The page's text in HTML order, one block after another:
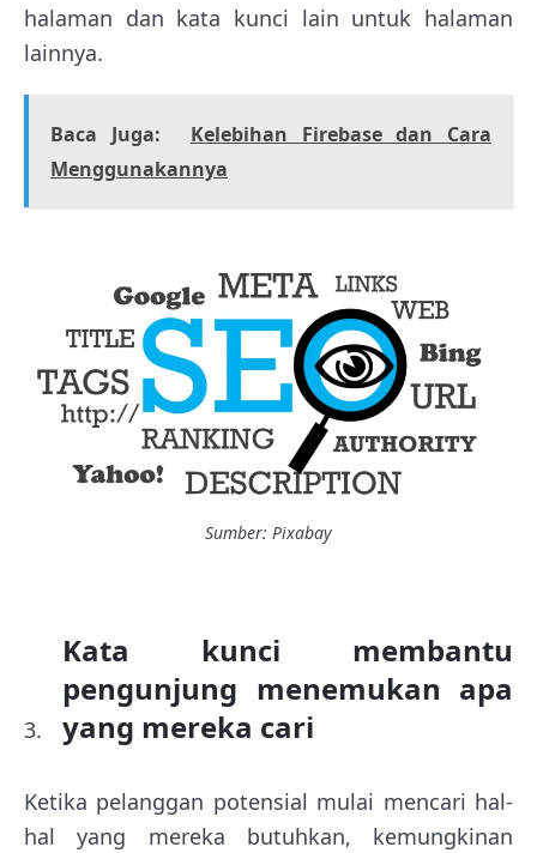
halaman dan kata kunci lain untuk halaman
lainnya.
Baca Juga:
Kelebihan Firebase dan Cara
Menggunakannya
Sumber: Pixabay
Kata kunci membantu
pengunjung menemukan apa
yang mereka cari
Ketika pelanggan potensial mulai mencari hal-
hal yang mereka butuhkan, kemungkinan